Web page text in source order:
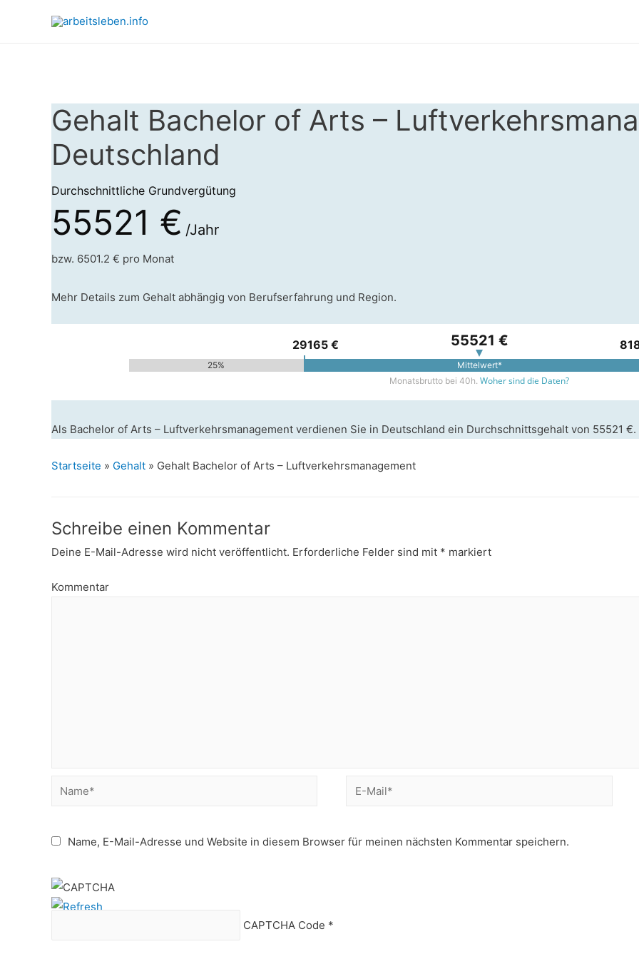
Gehalt Bachelor of Arts –
Deutschland
Durchschnittliche Grundvergütung
55521 € /Jahr
bzw. 6501.2 € pro Monat
Mehr Details zum Gehalt abhängig von Berufserfahrung und Region.
29165 € 55521 €
25%
Mittelwert*
Monatsbrutto bei 40h. Woher sind die Daten?
Als Bachelor of Arts – Luftverkehrsmanagement verdienen Sie in Deutschland ein Durchschnittsgehalt von 55521 €.
Startseite » Gehalt » Gehalt Bachelor of Arts – Luftverkehrsmanagement
Schreibe einen Kommentar
Deine E-Mail-Adresse wird nicht veröffentlicht. Erforderliche Felder sind mit * markiert
Kommentar
Name*
E-
Name, E-Mail-Adresse und Website in diesem Browser für meinen nächsten Kommentar speichern.
CAPTCHA Code *